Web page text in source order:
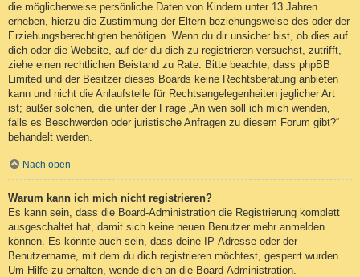
die möglicherweise persönliche Daten von Kindern unter 13 Jahren
erheben, hierzu die Zustimmung der Eltern beziehungsweise des oder der
Erziehungsberechtigten benötigen. Wenn du dir unsicher bist, ob dies auf
dich oder die Website, auf der du dich zu registrieren versuchst, zutrifft,
ziehe einen rechtlichen Beistand zu Rate. Bitte beachte, dass phpBB
Limited und der Besitzer dieses Boards keine Rechtsberatung anbieten
kann und nicht die Anlaufstelle für Rechtsangelegenheiten jeglicher Art
ist; außer solchen, die unter der Frage „An wen soll ich mich wenden,
falls es Beschwerden oder juristische Anfragen zu diesem Forum gibt?“
behandelt werden.
Nach oben
Warum kann ich mich nicht registrieren?
Es kann sein, dass die Board-Administration die Registrierung komplett
ausgeschaltet hat, damit sich keine neuen Benutzer mehr anmelden
können. Es könnte auch sein, dass deine IP-Adresse oder der
Benutzername, mit dem du dich registrieren möchtest, gesperrt wurden.
Um Hilfe zu erhalten, wende dich an die Board-Administration.